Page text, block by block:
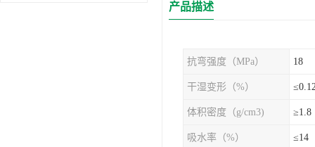
产品描述
抗弯强度（MPa） 18
干湿变形（%）
体积密度（g/cm3) ≥1.8
吸水率（%） ≤14